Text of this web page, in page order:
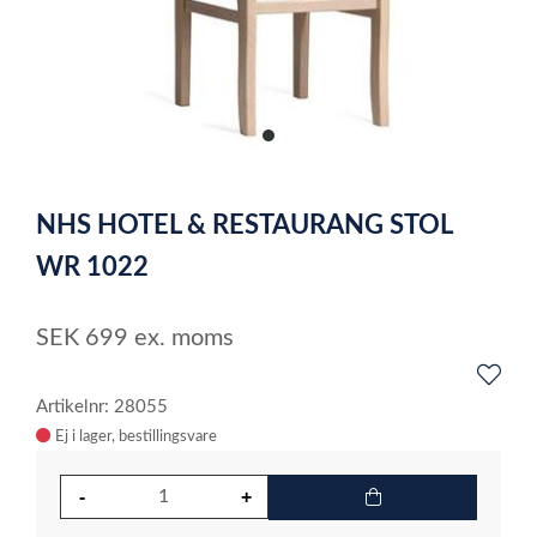
item
of
1
NHS HOTEL & RESTAURANG STOL
WR 1022
SEK 699 ex. moms
Artikelnr: 28055
Ej i lager